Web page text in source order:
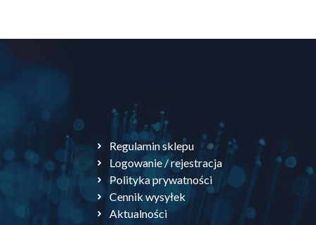
Regulamin sklepu
Logowanie / rejestracja
Polityka prywatności
Cennik wysyłek
Aktualności